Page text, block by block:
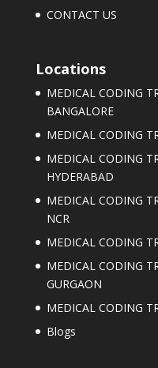
CONTACT US
Locations
MEDICAL CODING
BANGALORE
MEDICAL CODING
MEDICAL CODING
HYDERABAD
MEDICAL CODING
NCR
MEDICAL CODING
MEDICAL CODING
GURGAON
MEDICAL CODING
Blogs